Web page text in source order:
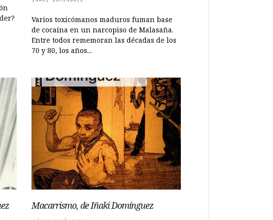
Varios toxicómanos maduros fuman base
de cocaína en un narcopiso de Malasaña.
Entre todos rememoran las décadas de los
70 y 80, los años...
Macarrismo, de Iñaki Domínguez